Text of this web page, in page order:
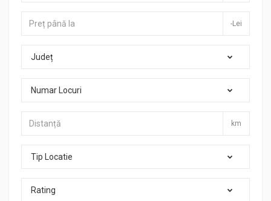
-Lei
Județ
Numar Locuri
km
Tip Locatie
Rating